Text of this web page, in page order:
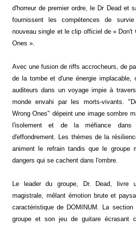
d'horreur de premier ordre, le Dr Dead et
fournissent les compétences de
nouveau single et le clip officiel de « Don't
Ones ».
Avec une fusion de riffs accrocheurs, de
de la tombe et d'une énergie implacable,
auditeurs dans un voyage impie à
monde envahi par les morts-vivants.
Wrong Ones" dépeint une image sombre
l'isolement et de la méfiance
d'effondrement. Les thèmes de la
animent le refrain tandis que le groupe
dangers qui se cachent dans l'ombre.
Le leader du groupe, Dr. Dead, livre
magistrale, mêlant émotion brute et
caractéristique de DOMINUM. La section
groupe et son jeu de guitare écrasant